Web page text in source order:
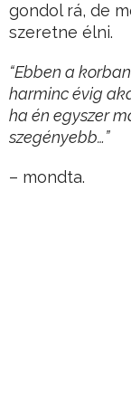
gondol rá, de
szeretne élni.
“Ebben a
harminc évig
ha én egyszer
szegényebb…”
– mondta.